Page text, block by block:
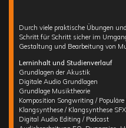
Durch viele praktische Übungen
Schritt für Schritt sicher im
Gestaltung und Bearbeitung von
Lerninhalt und Studienverlauf
Grundlagen der Akustik
Digitale Audio Grundlagen
Grundlage Musiktheorie
Komposition Songwriting /
Klangsynthese / Klangsynthese
Digital Audio Editing / Podcast